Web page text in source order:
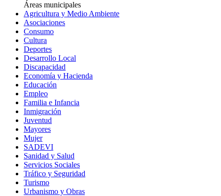
Áreas municipales
Agricultura y Medio Ambiente
Asociaciones
Consumo
Cultura
Deportes
Desarrollo Local
Discapacidad
Economía y Hacienda
Educación
Empleo
Familia e Infancia
Inmigración
Juventud
Mayores
Mujer
SADEVI
Sanidad y Salud
Servicios Sociales
Tráfico y Seguridad
Turismo
Urbanismo y Obras